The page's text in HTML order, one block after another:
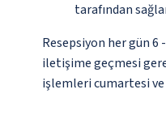
tarafından
Resepsiyon her gün 6
iletişime geçmesi
işlemleri cumartesi